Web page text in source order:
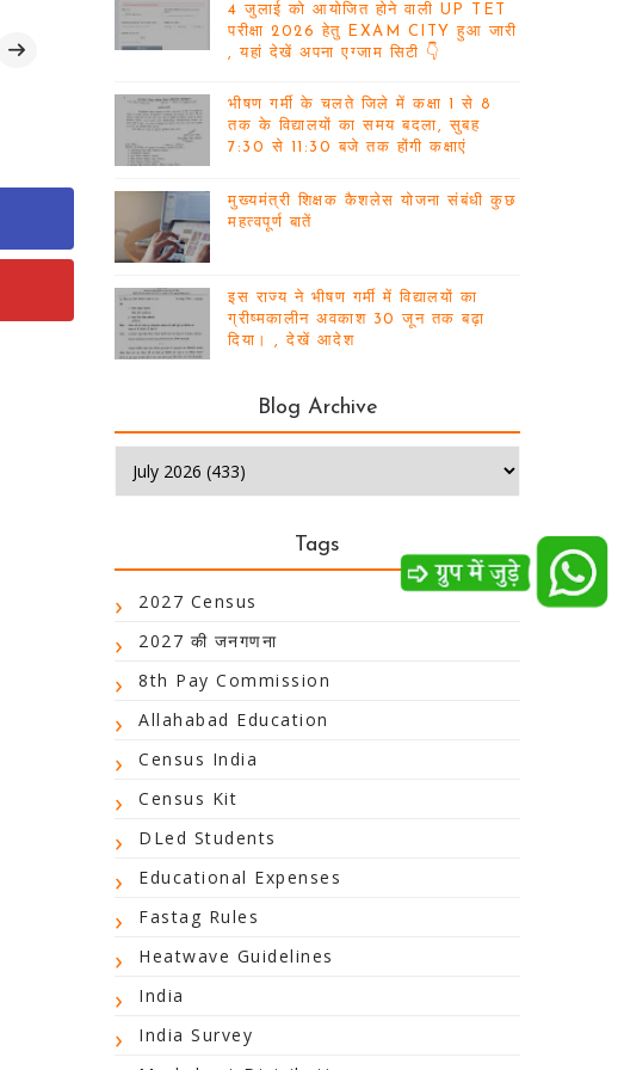
4 जुलाई को आयोजित होने वाली UP TET
परीक्षा 2026 हेतु EXAM CITY हुआ जारी
, यहां देखें अपना एग्जाम सिटी 👇
भीषण गर्मी के चलते जिले में कक्षा 1 से 8
तक के विद्यालयों का समय बदला, सुबह
7:30 से 11:30 बजे तक होंगी कक्षाएं
मुख्यमंत्री शिक्षक कैशलेस योजना संबंधी कुछ
महत्वपूर्ण बातें
इस राज्य ने भीषण गर्मी में विद्यालयों का
ग्रीष्मकालीन अवकाश 30 जून तक बढ़ा
दिया। , देखें आदेश
Blog Archive
Tags
2027 Census
2027 की जनगणना
8th Pay Commission
Allahabad Education
Census India
Census Kit
DLed Students
Educational Expenses
Fastag Rules
Heatwave Guidelines
India
India Survey